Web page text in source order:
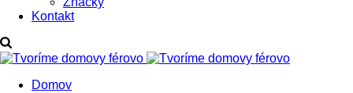
Kontakt
Domov